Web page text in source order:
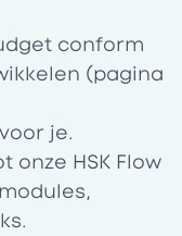
conform
(pagina
je.
onze HSK Flow